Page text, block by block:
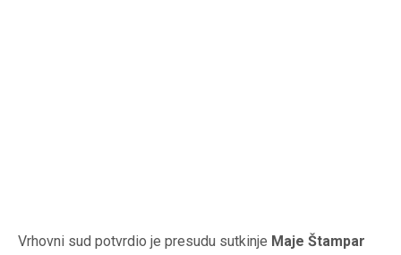
Vrhovni sud potvrdio je presudu sutkinje Maje Štampar